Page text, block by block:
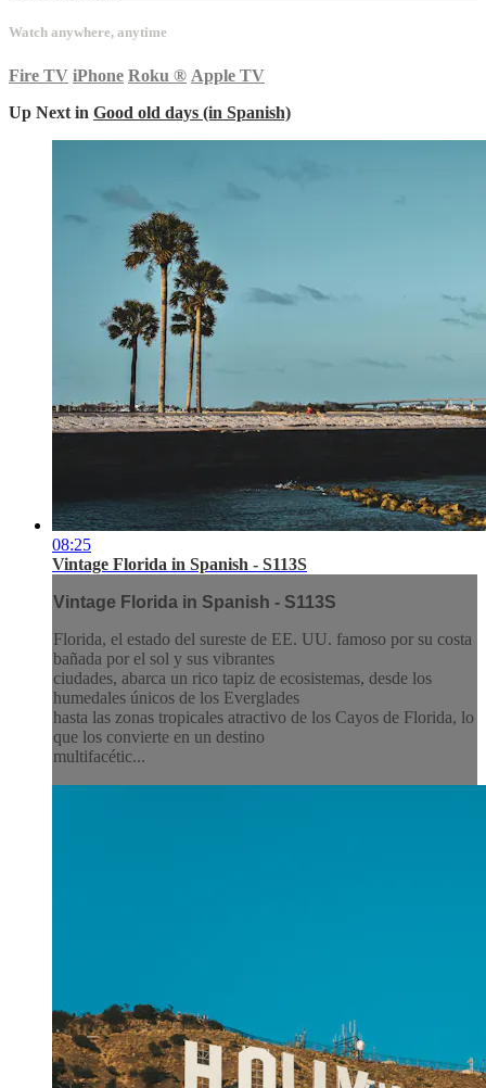
Watch anywhere, anytime
Fire TV iPhone Roku ® Apple TV
Up Next in Good old days (in Spanish)
08:25
Vintage Florida in Spanish - S113S
Vintage Florida in Spanish - S113S
Florida, el estado del sureste de EE. UU. famoso por su costa
bañada por el sol y sus vibrantes
ciudades, abarca un rico tapiz de ecosistemas, desde los
humedales únicos de los Everglades
hasta las zonas tropicales atractivo de los Cayos de Florida, lo
que los convierte en un destino
multifacétic...